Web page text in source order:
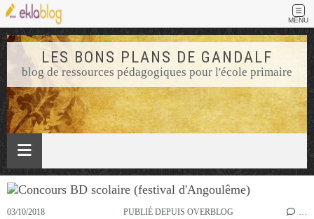
MENU
LES BONS PLANS DE GANDALF
blog de ressources pédagogiques pour l'école primaire
03/10/2018 PUBLIÉ DEPUIS OVERBLOG …